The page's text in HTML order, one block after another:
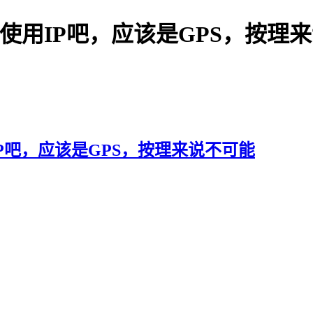
用IP吧，应该是GPS，按理
，应该是GPS，按理来说不可能